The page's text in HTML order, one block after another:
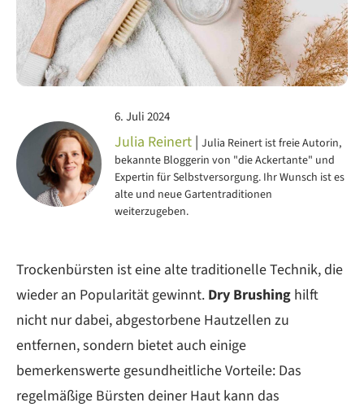
6. Juli 2024
Julia Reinert |Julia Reinert ist freie Autorin,
bekannte Bloggerin von "die Ackertante" und
Expertin für Selbstversorgung. Ihr Wunsch ist es
alte und neue Gartentraditionen
weiterzugeben.
Trockenbürsten ist eine alte traditionelle Technik, die
wieder an Popularität gewinnt. Dry Brushing hilft
nicht nur dabei, abgestorbene Hautzellen zu
entfernen, sondern bietet auch einige
bemerkenswerte gesundheitliche Vorteile: Das
regelmäßige Bürsten deiner Haut kann das